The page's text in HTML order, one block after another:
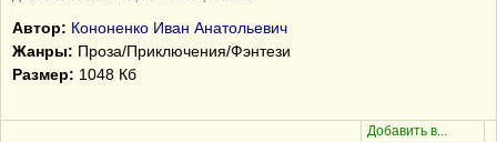
Автор: Кононенко Иван Анатольевич
Жанры: Проза/Приключения/Фэнтези
Размер: 1048 Кб